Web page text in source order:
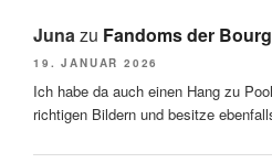
Junazu Fandoms der
19. JANUAR 2026
Ich habe da auch einen Hang zu
richtigen Bildern und besitze